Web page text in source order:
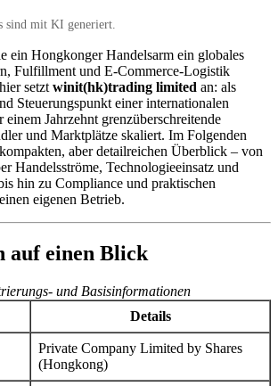
sind mit KI generiert.
ein Hongkonger Handelsarm ein globales
Fulfillment und E-Commerce-Logistik
setzt winit(hk)trading limited an: als
Steuerungspunkt einer internationalen
einem Jahrzehnt grenzüberschreitende
und Marktplätze skaliert. Im Folgenden
aber detailreichen Überblick – von
Handelsströme, Technologieeinsatz und
hin zu Compliance und praktischen
eigenen Betrieb.
auf einen Blick
und Basisinformationen
Details
Private Company Limited by Shares
(Hongkong)